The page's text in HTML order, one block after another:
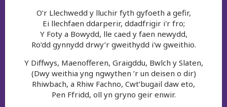
O’r Llechwedd y lluchir fyth gyfoeth a gefir,
Ei llechfaen ddarperir, ddadfrigir i'r fro;
Y Foty a Bowydd, lle caed y faen newydd,
Ro’dd gynnydd drwy’r gweithydd i'w gweithio.
Y Diffwys, Maenofferen, Graigddu, Bwlch y Slaten,
(Dwy weithia yng ngwythen ’r un deisen o dir)
Rhiwbach, a Rhiw Fachno, Cwt’bugail daw eto,
Pen Ffridd, oll yn gryno geir enwir.